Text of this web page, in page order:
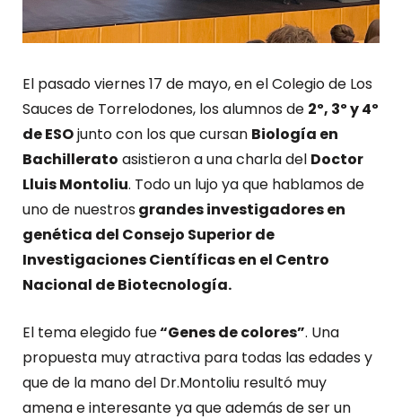
El pasado viernes 17 de mayo, en el Colegio de Los
Sauces de Torrelodones, los alumnos de 2º, 3º y 4º
de ESOjunto con los que cursan Biología en
Bachillerato asistieron a una charla del Doctor
Lluis Montoliu. Todo un lujo ya que hablamos de
uno de nuestrosgrandes investigadores en
genética del Consejo Superior de
Investigaciones Científicas en el Centro
Nacional de Biotecnología.
El tema elegido fue“Genes de colores”. Una
propuesta muy atractiva para todas las edades y
que de la mano del Dr.Montoliu resultó muy
amena e interesante ya que además de ser un